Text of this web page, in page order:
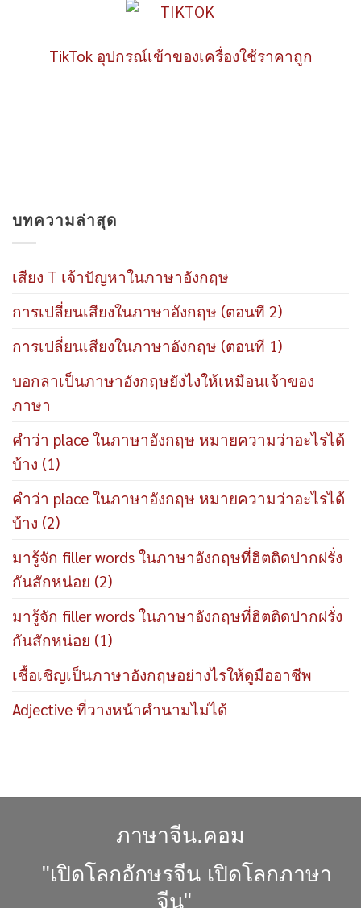
TikTok อุปกรณ์เข้าของเครื่องใช้ราคาถูก
บทความล่าสุด
เสียง T เจ้าปัญหาในภาษาอังกฤษ
การเปลี่ยนเสียงในภาษาอังกฤษ (ตอนที 2)
การเปลี่ยนเสียงในภาษาอังกฤษ (ตอนที 1)
บอกลาเป็นภาษาอังกฤษยังไงให้เหมือนเจ้าของ
ภาษา
คำว่า place ในภาษาอังกฤษ หมายความว่าอะไรได้
บ้าง (1)
คำว่า place ในภาษาอังกฤษ หมายความว่าอะไรได้
บ้าง (2)
มารู้จัก filler words ในภาษาอังกฤษที่ฮิตติดปากฝรั่ง
กันสักหน่อย (2)
มารู้จัก filler words ในภาษาอังกฤษที่ฮิตติดปากฝรั่ง
กันสักหน่อย (1)
เชื้อเชิญเป็นภาษาอังกฤษอย่างไรให้ดูมืออาชีพ
Adjective ที่วางหน้าคำนามไม่ได้
ภาษาจีน.คอม
"เปิดโลกอักษรจีน เปิดโลกภาษา
จีน"